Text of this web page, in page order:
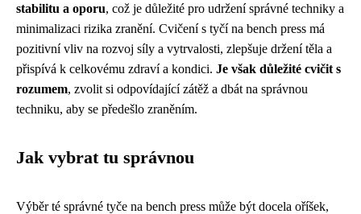
stabilitu a oporu, což je důležité pro udržení správné techniky a
minimalizaci rizika zranění. Cvičení s tyčí na bench press má
pozitivní vliv na rozvoj síly a vytrvalosti, zlepšuje držení těla a
přispívá k celkovému zdraví a kondici. Je však důležité cvičit s
rozumem, zvolit si odpovídající zátěž a dbát na správnou
techniku, aby se předešlo zraněním.
Jak vybrat tu správnou
Výběr té správné tyče na bench press může být docela oříšek,